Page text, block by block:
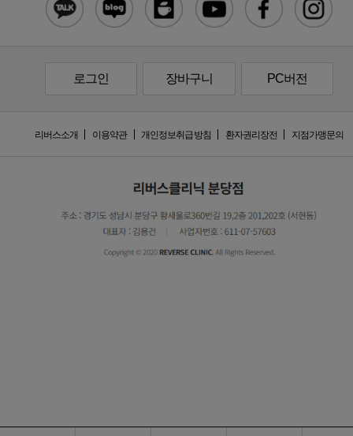
로그인 장바구니 PC버전
리버스소개 이용약관 개인정보취급방침 환자권리장전 지점가맹문의